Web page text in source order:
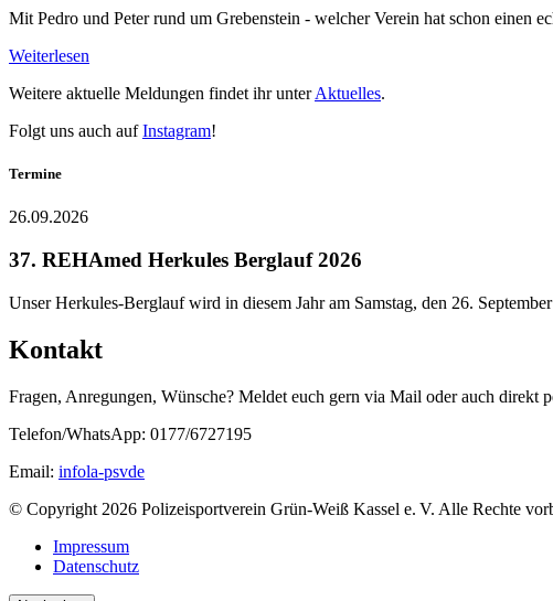
Mit Pedro und Peter rund um Grebenstein - welcher Verein hat schon einen
Weiterlesen
Weitere aktuelle Meldungen findet ihr unterAktuelles.
Folgt uns auch aufInstagram!
Termine
26.09.2026
37. REHAmed Herkules Berglauf 2026
Unser Herkules-Berglauf wird in diesem Jahr am Samstag, den 26.
Kontakt
Fragen, Anregungen, Wünsche? Meldet euch gern via Mail oder auch direkt
Telefon/WhatsApp: 0177/6727195
Email: infola-psvde
© Copyright 2026 Polizeisportverein Grün-Weiß Kassel e. V. Alle Rechte
Impressum
Datenschutz